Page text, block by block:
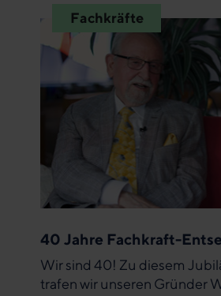
Fachkräfte
40 Jahre Fachkraft-
Wir sind 40! Zu diesem
trafen wir unseren Gründer